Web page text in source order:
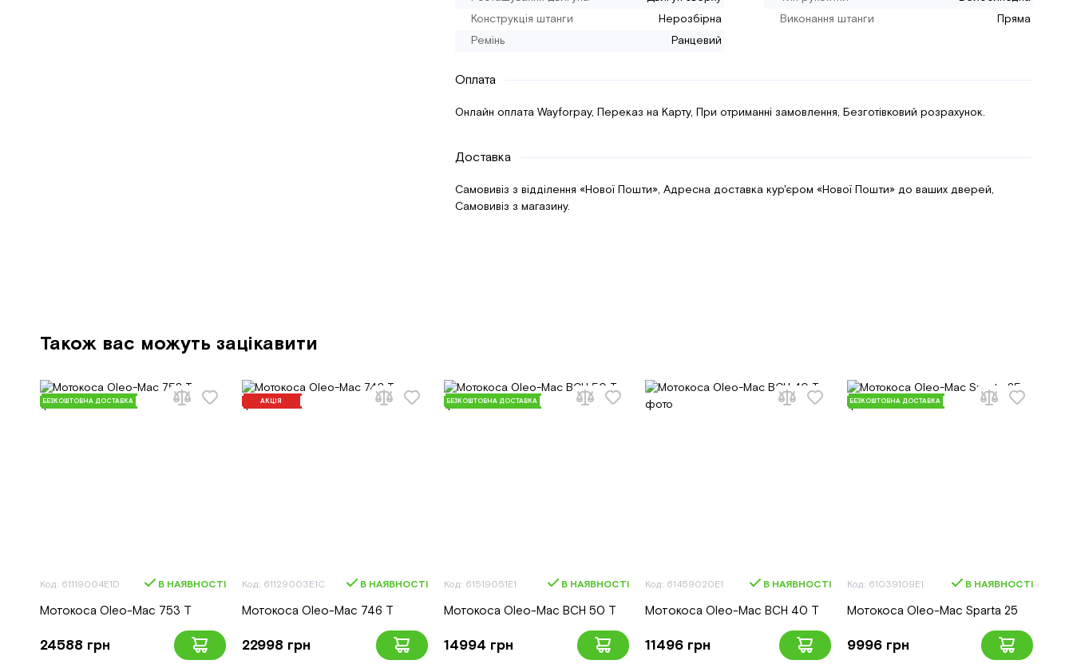
Конструкція штанги
Нерозбірна Виконання штанги
Пряма
Ремінь
Ранцевий
Оплата
Онлайн оплата Wayforpay, Переказ на Карту, При отриманні замовлення, Безготівковий розрахунок.
Доставка
Самовивіз з відділення «Нової Пошти», Адресна доставка кур'єром «Нової Пошти» до ваших дверей,
Самовивіз з магазину.
Також вас можуть зацікавити
БЕЗКОШТОВНА ДОСТАВКА
Код: 61119004E1D В НАЯВНОСТІ
Мотокоса Oleo-Mac 753 T
24588 грн
АКЦІЯ
Код: 61129003E1C В НАЯВНОСТІ
Мотокоса Oleo-Mac 746 T
22998 грн
БЕЗКОШТОВНА ДОСТАВКА
Код: 61519051E1 В НАЯВНОСТІ
Мотокоса Oleo-Mac BCH 50 T
14994 грн
Код: 61459020E1 В НАЯВНОСТІ
Мотoкоса Oleo-Mac BCH 40 T
11496 грн
БЕЗКОШТОВНА ДОСТАВКА
Код: 61039109E1 В НАЯВНОСТІ
Мотокоса Oleo-Mac Sparta 25
9996 грн